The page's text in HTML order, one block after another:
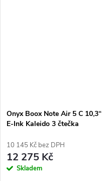
Onyx Boox Note Air 5 C 10,3“
E-Ink Kaleido 3 čtečka
Fi šedá
10 145 Kč bez DPH
12 275 Kč
Skladem